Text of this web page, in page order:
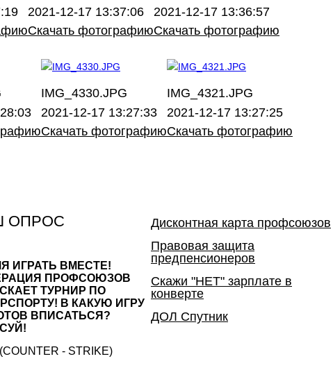
2021-12-17 13:37:06
Скачать фотографию
2021-12-17 13:36:57
Скачать фотографию
IMG_4330.JPG
2021-12-17 13:27:33
Скачать фотографию
IMG_4321.JPG
2021-12-17 13:27:25
Скачать фотографию
Дисконтная карта профсоюзов
Правовая защита
предпенсионеров
Скажи "НЕТ" зарплате в
конверте
ДОЛ Спутник
ОПРОС
ИГРАТЬ ВМЕСТЕ!
ПРОФСОЮЗОВ
ТУРНИР ПО
В КАКУЮ ИГРУ
ВПИСАТЬСЯ?
- STRIKE)